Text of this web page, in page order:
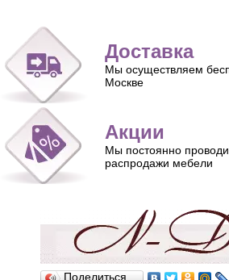
Доставка
Мы осуществляем
Москве
Акции
Мы постоянно
распродажи мебели
Поделиться…